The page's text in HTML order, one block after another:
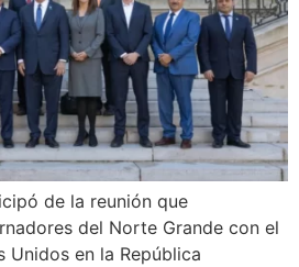
de la reunión que
del Norte Grande con el
Unidos en la República